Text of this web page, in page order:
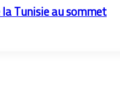
Tunisie au sommet